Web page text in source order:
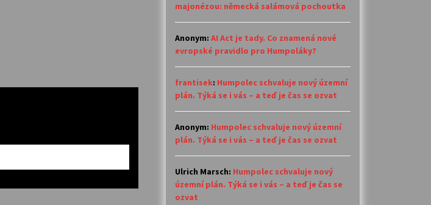
majonézou: německá salámová pochoutka
Anonym: AI Act je tady. Co znamená nové
evropské pravidlo pro Humpoláky?
frantisek: Humpolec schvaluje nový územní
plán. Týká se i vás – a teď je čas se ozvat
Anonym: Humpolec schvaluje nový územní
plán. Týká se i vás – a teď je čas se ozvat
Ulrich Marsch: Humpolec schvaluje nový
územní plán. Týká se i vás – a teď je čas se
ozvat